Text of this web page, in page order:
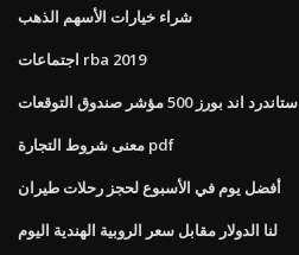
شراء خيارات الأسهم الذهب
اجتماعات rba 2019
ستاندرد اند بورز 500 مؤشر صندوق التوقعات
معنى شروط التجارة pdf
أفضل يوم في الأسبوع لحجز رحلات طيران
لنا الدولار مقابل سعر الروبية الهندية اليوم